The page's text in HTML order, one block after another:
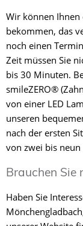
Wir können Ihnen
bekommen, das
noch einen
Zeit müssen Sie
bis 30 Minuten.
smileZERO®
von einer LED
unseren
nach der ersten
von zwei bis neun
Brauchen Sie
Haben Sie